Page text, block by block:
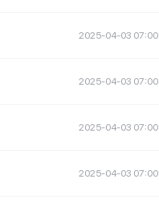
2025-04-03 07:00
2025-04-03 07:00
2025-04-03 07:00
2025-04-03 07:00